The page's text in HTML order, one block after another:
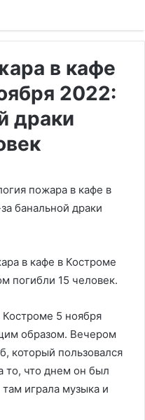
в кафе
2022:
драки
пожара в кафе в
банальной драки
в кафе в Костроме
погибли 15 человек.
5 ноября
образом. Вечером
который пользовался
то, что днем он был
играла музыка и